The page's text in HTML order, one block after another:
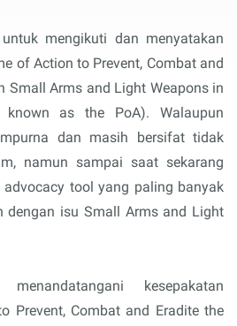
mengikuti dan menyatakan
of Action to Prevent, Combat and
Small Arms and Light Weapons in
as the PoA). Walaupun
dan masih bersifat tidak
namun sampai saat sekarang
tool yang paling banyak
dengan isu Small Arms and Light
menandatangani kesepakatan
Prevent, Combat and Eradite the